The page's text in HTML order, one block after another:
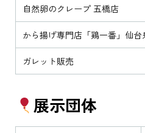
自然卵のクレープ 五橋店
から揚げ専門店「鶏一番」仙台
ガレット販売
展示団体